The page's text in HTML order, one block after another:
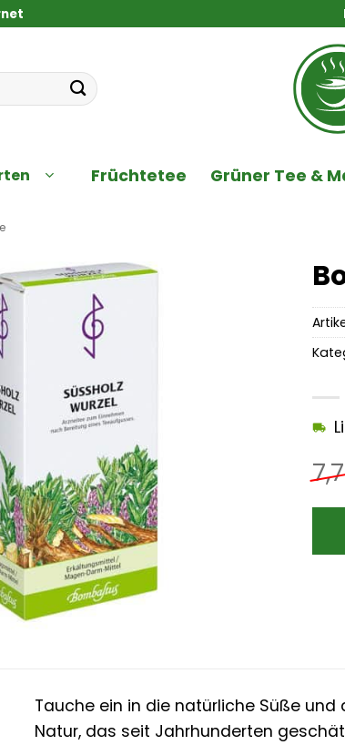
Früchtetee Grüner Tee &
Tauche ein in die natürliche Süße
Natur, das seit Jahrhunderten